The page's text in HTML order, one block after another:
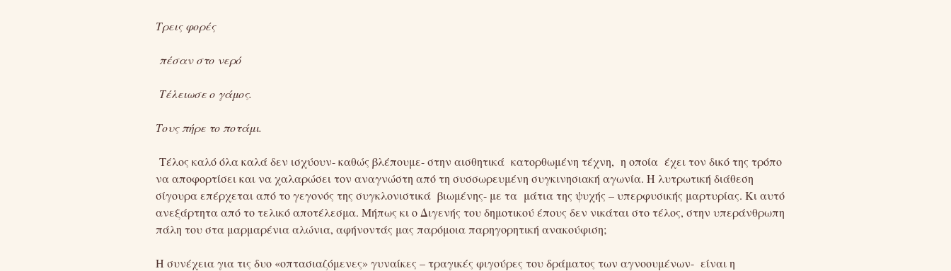
Τρεις φορές
πέσαν στο νερό
Τέλειωσε ο γάμος.
Τους πήρε το ποτάμι.
Τέλος καλό όλα καλά δεν ισχύουν- καθώς βλέπουμε- στην αισθητικά κατορθωμένη τέχνη, η οποία έχει τον δικό της τρόπο
να αποφορτίσει και να χαλαρώσει τον αναγνώστη από τη συσσωρευμένη συγκινησιακή αγωνία. Η λυτρωτική διάθεση
σίγουρα επέρχεται από το γεγονός της συγκλονιστικά βιωμένης- με τα μάτια της ψυχής – υπερφυσικής μαρτυρίας. Κι αυτό
ανεξάρτητα από το τελικό αποτέλεσμα. Μήπως κι ο Διγενής του δημοτικού έπους δεν νικάται στο τέλος, στην υπεράνθρωπη
πάλη του στα μαρμαρένια αλώνια, αφήνοντάς μας παρόμοια παρηγορητική ανακούφιση;
Η συνέχεια για τις δυο «οπτασιαζόμενες» γυναίκες – τραγικές φιγούρες του δράματος των αγνοουμένων- είναι η